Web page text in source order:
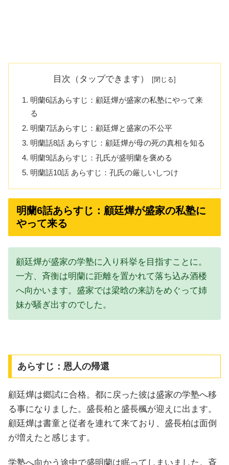
目次（タップできます）
明蘭6話あらすじ：顧廷燁が盛家の私塾にやって来
る
明蘭7話あらすじ：顧廷燁と盛家の不公平
明蘭話8話 あらすじ：顧廷燁が母の死の真相を知る
明蘭9話あらすじ：孔氏が盛明蘭を褒める
明蘭話10話 あらすじ：孔氏の厳しいしつけ
明蘭6話あらすじ：顧廷燁が盛家の私塾に
やって来る
顧廷燁が盛家の学塾に入り科挙を目指すことに。
一方、斉衡は明蘭に距離を置かれて落ち込み酒楼
へ向かいます。盛家では梁晗の来訪をめぐって姉
妹が騒ぎ出すのでした。
あらすじ：恩人の帰還
顧廷燁は郷試に合格。都に戻った彼は盛家の学塾へ移
る事になりました。盛長柏と盛長楓が迎えに出ます。
顧廷燁は書童と従者を連れて来ており、盛長柏は面倒
が増えたと感じます。
学塾へ向かう途中で盛明蘭は眠ってしまいました。斉